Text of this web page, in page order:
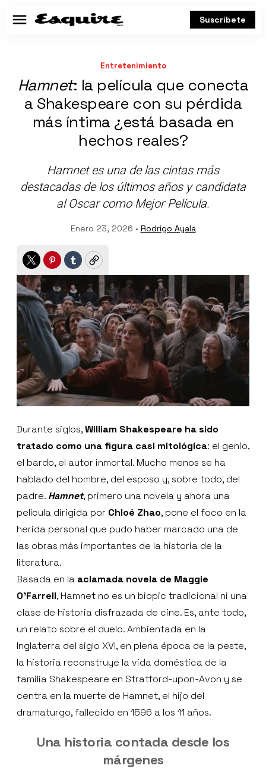
Menú Suscríbete
Entretenimiento
Hamnet: la película que conecta
a Shakespeare con su pérdida
más íntima ¿está basada en
hechos reales?
Hamnetes una de las cintas más
destacadas de los últimos años y candidata
al Oscar como Mejor Película.
Enero 23, 2026 • Rodrigo Ayala
TwitterPinterest
TumblrCopy
Durante siglos,William Shakespeare ha sido
tratado como una figura casi mitológica: el genio,
el bardo, el autor inmortal. Mucho menos se ha
hablado del hombre, del esposo y, sobre todo, del
padre. Hamnet, primero una novela y ahora una
película dirigida por Chloé Zhao, pone el foco en la
herida personal que pudo haber marcado una de
las obras más importantes de la historia de la
literatura.
Basada en la aclamada novela de Maggie
O’Farrell, Hamnet no es un biopic tradicional ni una
clase de historia disfrazada de cine. Es, ante todo,
un relato sobre el duelo. Ambientada en la
Inglaterra del siglo XVI, en plena época de la peste,
la historia reconstruye la vida doméstica de la
familia Shakespeare en Stratford-upon-Avon y se
centra en la muerte de Hamnet, el hijo del
dramaturgo, fallecido en 1596 a los 11 años.
Una historia contada desde los
márgenes